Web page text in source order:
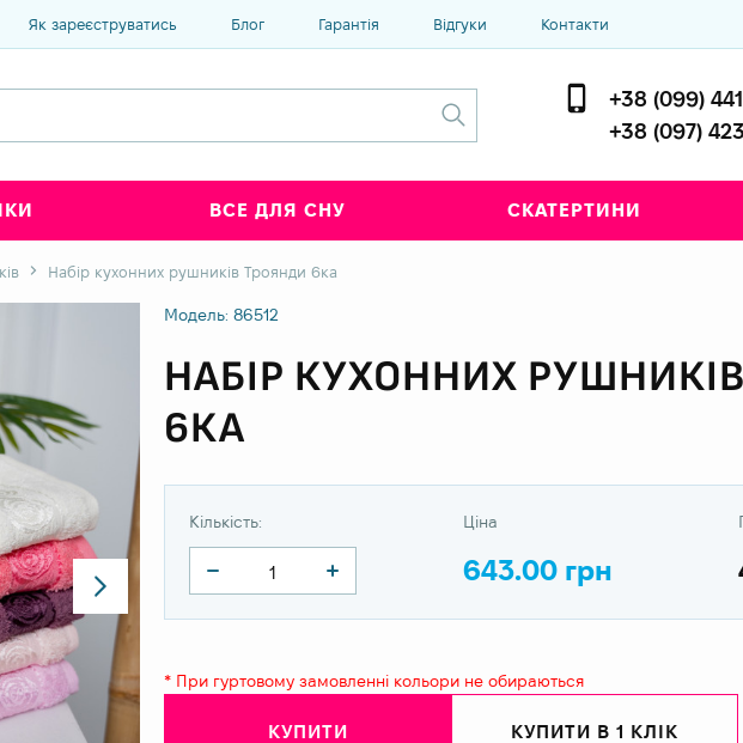
Як зареєструватись Блог Гарантія Відгуки Контакти
+38 (099)
+38 (097)
ВСЕ ДЛЯ СНУ СКАТЕРТИНИ
Набір кухонних рушників Троянди 6ка
Модель: 86512
НАБІР КУХОННИХ
6КА
Кількість: Ціна
643.00 грн
* При гуртовому замовленні кольори не обираються
КУПИТИ КУПИТИ В 1 КЛІК